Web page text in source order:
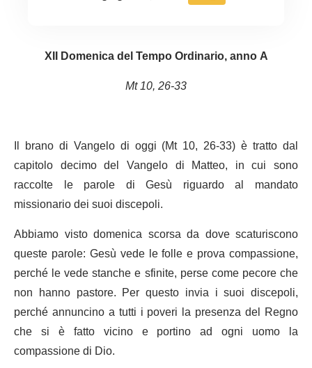
XII Domenica del Tempo Ordinario, anno A
Mt 10, 26-33
Il brano di Vangelo di oggi (Mt 10, 26-33) è tratto dal
capitolo decimo del Vangelo di Matteo, in cui sono
raccolte le parole di Gesù riguardo al mandato
missionario dei suoi discepoli.
Abbiamo visto domenica scorsa da dove scaturiscono
queste parole: Gesù vede le folle e prova compassione,
perché le vede stanche e sfinite, perse come pecore che
non hanno pastore. Per questo invia i suoi discepoli,
perché annuncino a tutti i poveri la presenza del Regno
che si è fatto vicino e portino ad ogni uomo la
compassione di Dio.